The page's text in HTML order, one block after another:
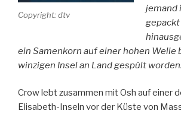
Copyright: dtv
jemand
ein Samenkorn auf einer hohen Welle
winzigen Insel an Land gespült
Crow lebt zusammen mit Osh auf einer
Elisabeth-Inseln vor der Küste von